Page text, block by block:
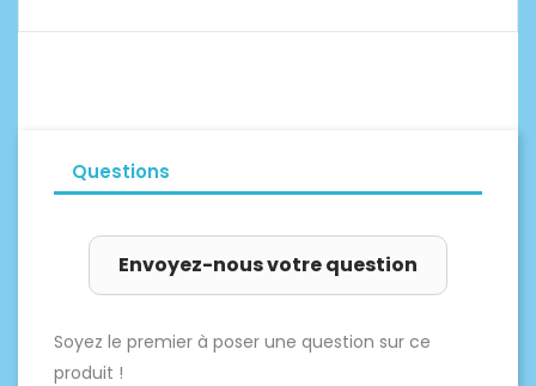
Questions
Envoyez-nous votre question
Soyez le premier à poser une question sur ce
produit !